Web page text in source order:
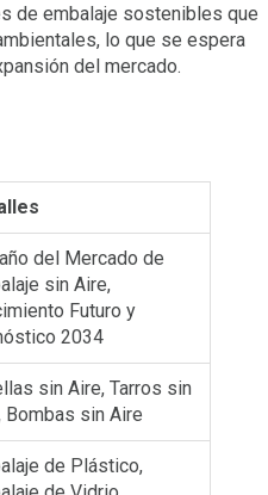
de embalaje sostenibles que
lo que se espera
del mercado.
del Mercado de
sin Aire,
Futuro y
2034
sin Aire, Tarros sin
Bombas sin Aire
de Plástico,